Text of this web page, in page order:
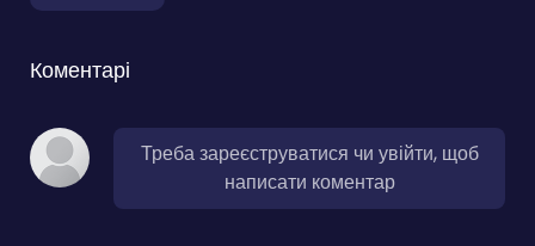
Коментарі
Треба зареєструватися чи увійти, щоб
написати коментар